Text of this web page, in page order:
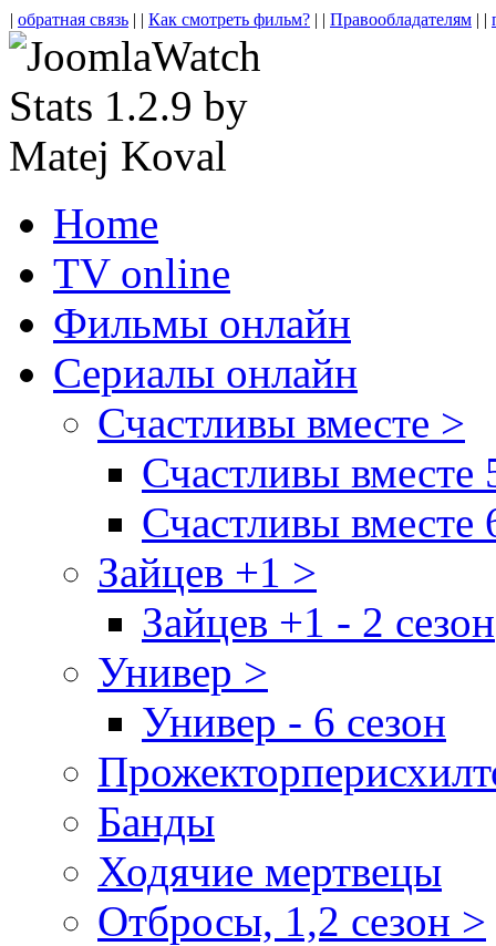
| обратная связь | | Как смотреть фильм? | | Правообладателям | |
Home
TV online
Фильмы онлайн
Сериалы онлайн
Счастливы вместе >
Счастливы вместе
Счастливы вместе
Зайцев +1 >
Зайцев +1 - 2 сезон
Универ >
Универ - 6 сезон
Банды
Ходячие мертвецы
Отбросы, 1,2 сезон >